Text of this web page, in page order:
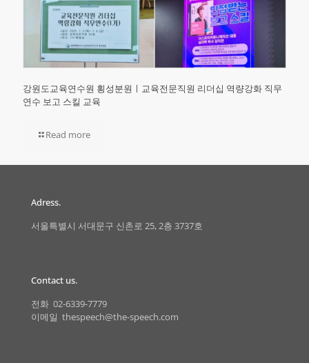
강원도교육연수원 횡성분원ㅣ교육전문직원 리더십 역량강화 직무
연수 보고 스킬 교육
Read more
Adress.
서울특별시 서대문구 신촌로 25, 2층 3737호
Contact us.
전화 02-6339-7779
이메일 thespeech@the-speech.com